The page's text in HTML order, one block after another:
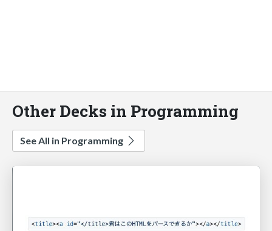
Other Decks in Programming
See All in Programming